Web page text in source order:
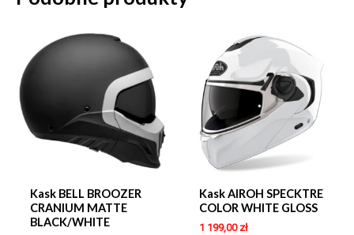
Kask BELL BROOZER
CRANIUM MATTE
BLACK/WHITE
Kask AIROH SPECKTRE
COLOR WHITE GLOSS
1 199,00 zł